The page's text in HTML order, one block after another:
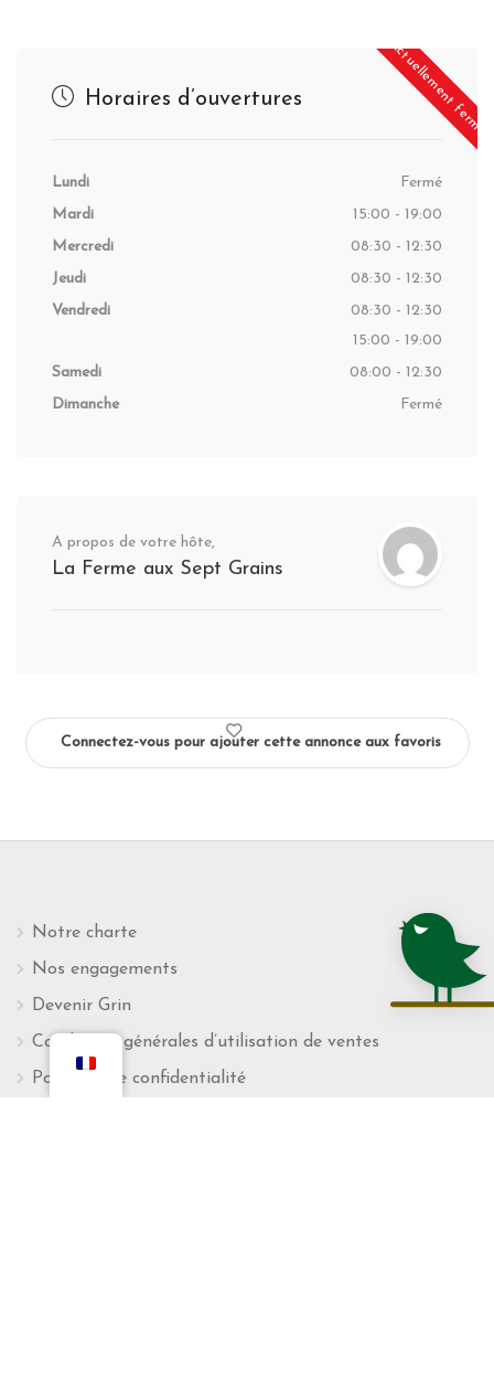
Actuellement fermé
Horaires d’ouvertures
Lundi
Fermé
Mardi
15:00 - 19:00
Mercredi
08:30 - 12:30
Jeudi
08:30 - 12:30
Vendredi
08:30 - 12:30
15:00 - 19:00
Samedi
08:00 - 12:30
Dimanche
Fermé
A propos de votre hôte,
La Ferme aux Sept Grains
Connectez-vous pour ajouter cette annonce aux favoris
Notre charte
Nos engagements
Devenir Grin
Conditions générales d’utilisation de ventes
Politique de confidentialité